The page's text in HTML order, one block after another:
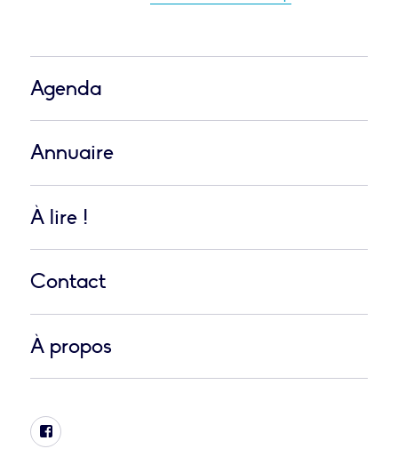
Agenda
Annuaire
À lire !
Contact
À propos
Facebook